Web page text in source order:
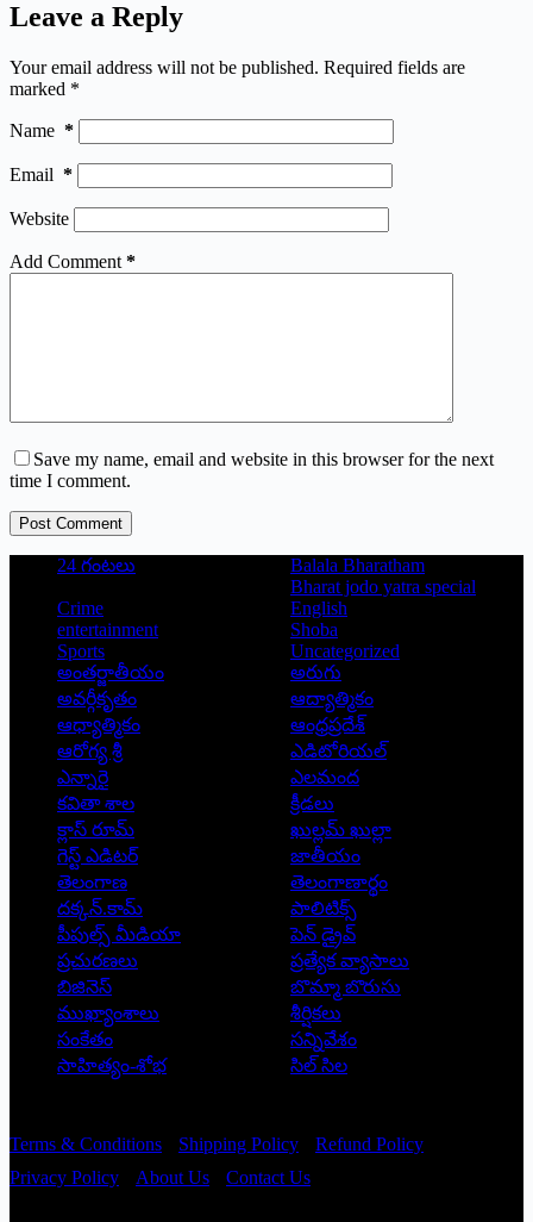
Leave a Reply
Your email address will not be published. Required fields are
marked *
Name *
Email *
Website
Add Comment *
Save my name, email and website in this browser for the next
time I comment.
Post Comment
24 గంటలు
Balala Bharatham
Bharat jodo yatra special
Crime
English
entertainment
Shoba
Sports
Uncategorized
అంతర్జాతీయం
అరుగు
అవర్గీకృతం
ఆద్యాత్మికం
ఆధ్యాత్మికం
ఆంధ్రప్రదేశ్
ఆరోగ్య శ్రీ
ఎడిటోరియల్
ఎన్నారై
ఎలమంద
కవితా శాల
క్రీడలు
క్లాస్ రూమ్
ఖుల్లమ్ ఖుల్లా
గెస్ట్ ఎడిటర్
జాతీయం
తెలంగాణ
తెలంగాణార్థం
దక్కన్.కామ్
పాలిటిక్స్
పీపుల్స్ ‌మీడియా
పెన్ డ్రైవ్
ప్రచురణలు
ప్రత్యేక వ్యాసాలు
బిజినెస్
బొమ్మా బొరుసు
ముఖ్యాంశాలు
శీర్షికలు
సంకేతం
సన్నివేశం
సాహిత్యం-శోభ
సిల్ సిల
Terms & Conditions Shipping Policy
Refund Policy
Privacy Policy
About Us Contact Us